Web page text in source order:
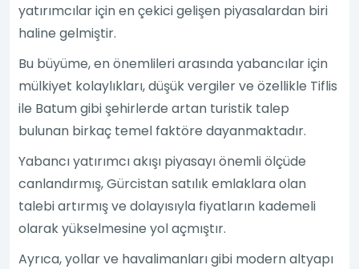
yatırımcılar için en çekici gelişen piyasalardan biri
haline gelmiştir.
Bu büyüme, en önemlileri arasında yabancılar için
mülkiyet kolaylıkları, düşük vergiler ve özellikle Tiflis
ile Batum gibi şehirlerde artan turistik talep
bulunan birkaç temel faktöre dayanmaktadır.
Yabancı yatırımcı akışı piyasayı önemli ölçüde
canlandırmış, Gürcistan satılık emlaklara olan
talebi artırmış ve dolayısıyla fiyatların kademeli
olarak yükselmesine yol açmıştır.
Ayrıca, yollar ve havalimanları gibi modern altyapı